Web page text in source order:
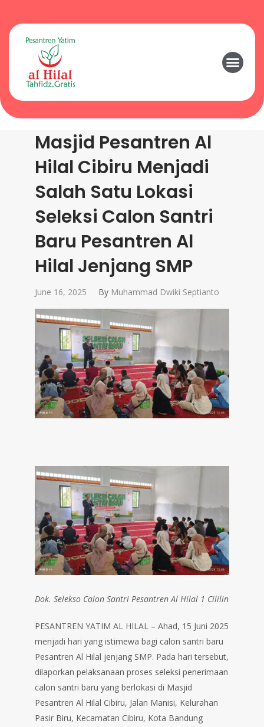
Masjid Pesantren Al
Hilal Cibiru Menjadi
Salah Satu Lokasi
Seleksi Calon Santri
Baru Pesantren Al
Hilal Jenjang SMP
June 16, 2025 By Muhammad Dwiki Septianto
Dok. Selekso Calon Santri Pesantren Al Hilal 1 Cililin
PESANTREN YATIM AL HILAL – Ahad, 15 Juni 2025
menjadi hari yang istimewa bagi calon santri baru
Pesantren Al Hilal jenjang SMP. Pada hari tersebut,
dilaporkan pelaksanaan proses seleksi penerimaan
calon santri baru yang berlokasi di Masjid
Pesantren Al Hilal Cibiru, Jalan Manisi, Kelurahan
Pasir Biru, Kecamatan Cibiru, Kota Bandung